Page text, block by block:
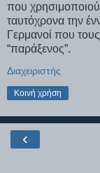
που
ταυτόχρονα την
Γερμανοί που
“παράξενος”.
Διαχειριστής
Κοινή χρήση
‹